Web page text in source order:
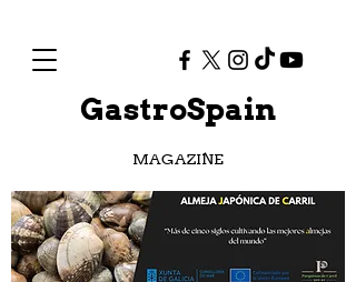
GastroSpain
MAGAZINE